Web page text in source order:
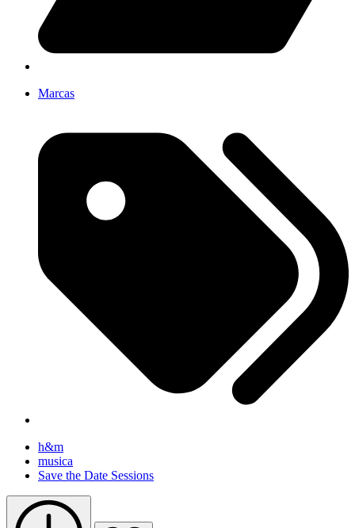
Marcas
h&m
musica
Save the Date Sessions